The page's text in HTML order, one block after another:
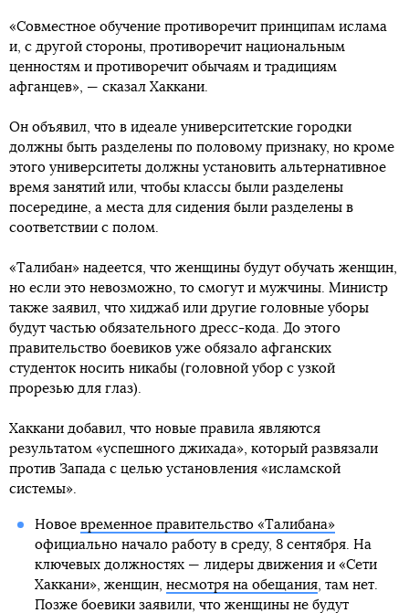
«Совместное обучение противоречит принципам ислама
и, с другой стороны, противоречит национальным
ценностям и противоречит обычаям и традициям
афганцев», — сказал Хаккани.
Он объявил, что в идеале университетские городки
должны быть разделены по половому признаку, но кроме
этого университеты должны установить альтернативное
время занятий или, чтобы классы были разделены
посередине, а места для сидения были разделены в
соответствии с полом.
«Талибан» надеется, что женщины будут обучать женщин,
но если это невозможно, то смогут и мужчины. Министр
также заявил, что хиджаб или другие головные уборы
будут частью обязательного дресс-кода. До этого
правительство боевиков уже обязало афганских
студенток носить никабы (головной убор с узкой
прорезью для глаз).
Хаккани добавил, что новые правила являются
результатом «успешного джихада», который развязали
против Запада с целью установления «исламской
системы».
Новое временное правительство «Талибана»
официально начало работу в среду, 8 сентября. На
ключевых должностях — лидеры движения и «Сети
Хаккани», женщин, несмотря на обещания, там нет.
Позже боевики заявили, что женщины не будут